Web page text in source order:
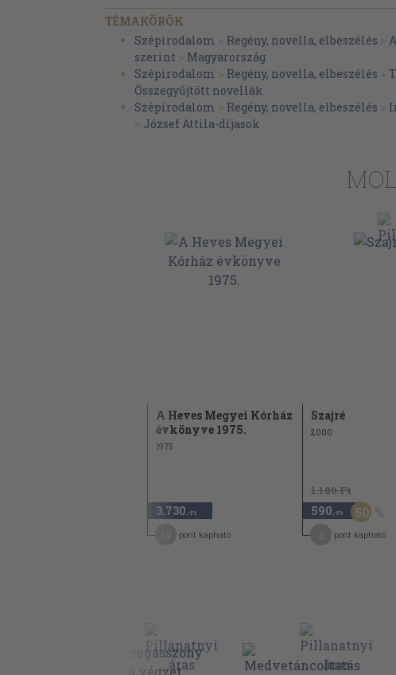
Játék (legalább) három lappal
Kútfővesztés
Az álságos Don Lee-Witz látszat vizitációja
Csénél
entweder MEMOÁRLAPOK, oder a MOZGÁS
CÉLTALANÍTÁSA
Kein enges Sein
Cinkelt kérdések hipotetikus olvasóhoz
TÉMAKÖRÖK
Szépirodalom > Regény, novella, elbeszélés >
szerint > Magyarország
Szépirodalom > Regény, novella, elbeszélés >
Összegyűjtött novellák
Szépirodalom > Regény, novella, elbeszélés >
> József Attila-díjasok
A Heves Megyei Kórház
évkönyve 1975.
1975
3.730 ,-Ft
pont kapható
Szajré
2000
1.180 Ft
590 ,-Ft 50
pont kapható